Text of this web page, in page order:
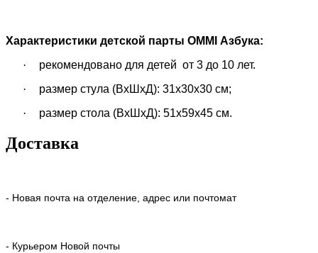
Характеристики детской парты OMMI Азбука:
·
рекомендовано для детей от 3 до 10 лет.
·
размер стула (ВхШхД): 31х30х30 см;
·
размер стола (ВхШхД): 51х59х45 см.
Доставка
- Новая почта на отделение, адрес или почтомат
- Курьером Новой почты